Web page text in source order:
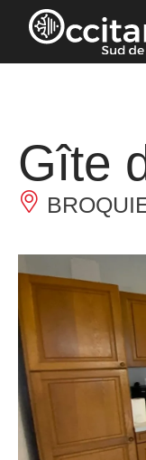
Panel de gestión de
Gîte